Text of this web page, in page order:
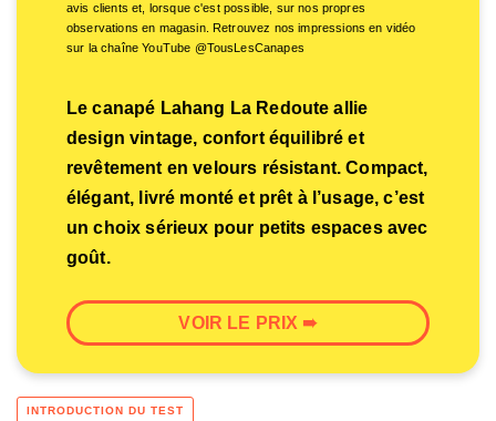
avis clients et, lorsque c'est possible, sur nos propres
observations en magasin. Retrouvez nos impressions en vidéo
sur la chaîne YouTube @TousLesCanapes
Le canapé Lahang La Redoute allie
design vintage, confort équilibré et
revêtement en velours résistant. Compact,
élégant, livré monté et prêt à l’usage, c’est
un choix sérieux pour petits espaces avec
goût.
VOIR LE PRIX ➠